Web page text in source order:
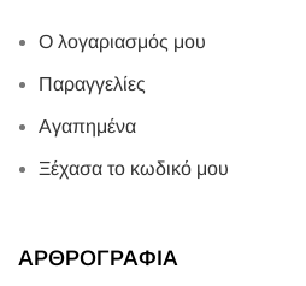
Ο λογαριασμός μου
Παραγγελίες
Αγαπημένα
Ξέχασα το κωδικό μου
ΑΡΘΡΟΓΡΑΦΙΑ